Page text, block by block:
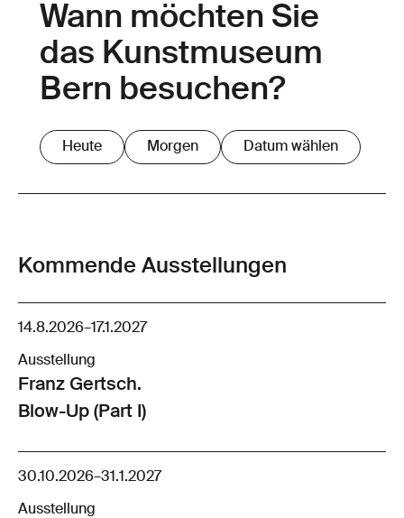
Wann möchten Sie
das Kunstmuseum
Bern besuchen?
Heute Morgen Datum wählen
Kommende Ausstellungen
14.8.2026–17.1.2027
Ausstellung
Franz Gertsch.
Blow-Up (Part I)
30.10.2026–31.1.2027
Ausstellung